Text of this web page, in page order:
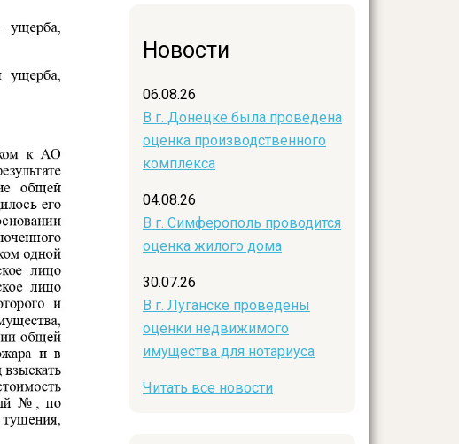
Новости
06.08.26
В г. Донецке была проведена
оценка производственного
комплекса
04.08.26
В г. Симферополь проводится
оценка жилого дома
30.07.26
В г. Луганске проведены
оценки недвижимого
имущества для нотариуса
Читать все новости